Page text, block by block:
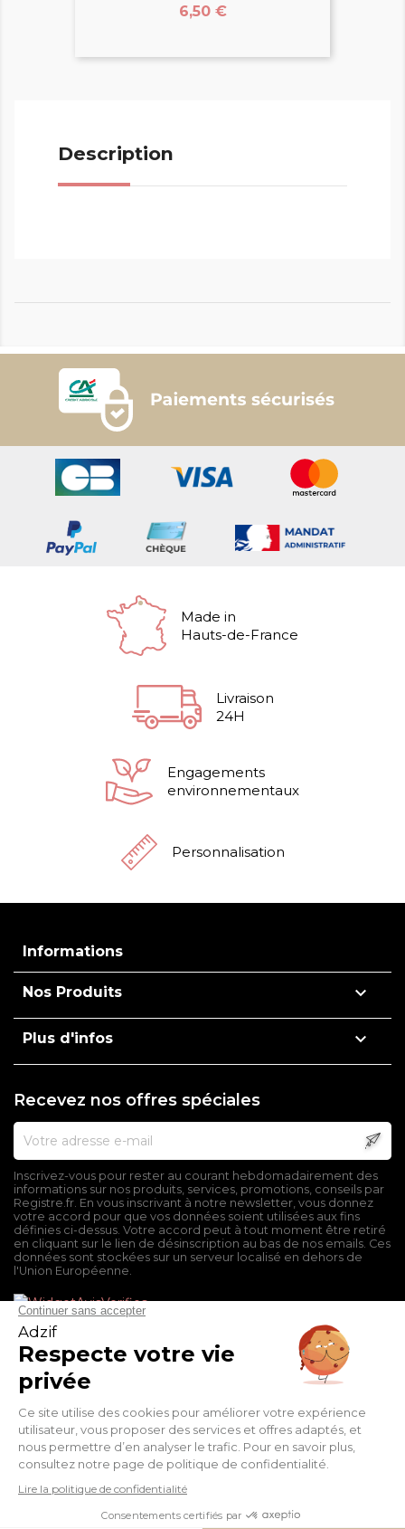
Prix
6,50 €
Description
Made in
Hauts-de-France
Livraison
24H
Engagements
environnementaux
Personnalisation
Informations
Nos Produits 
Plus d'infos 
Recevez nos offres spéciales
Inscrivez-vous pour rester au courant hebdomadairement des
informations sur nos produits, services, promotions, conseils par
Registre.fr. En vous inscrivant à notre newsletter, vous donnez
votre accord pour que vos données soient utilisées aux fins
définies ci-dessus. Votre accord peut à tout moment être retiré
en cliquant sur le lien de désinscription au bas de nos emails. Ces
données sont stockées sur un serveur localisé en dehors de
l'Union Européenne.
Conditions générales de vente
Politique de confidentialité
FacebookTwitter